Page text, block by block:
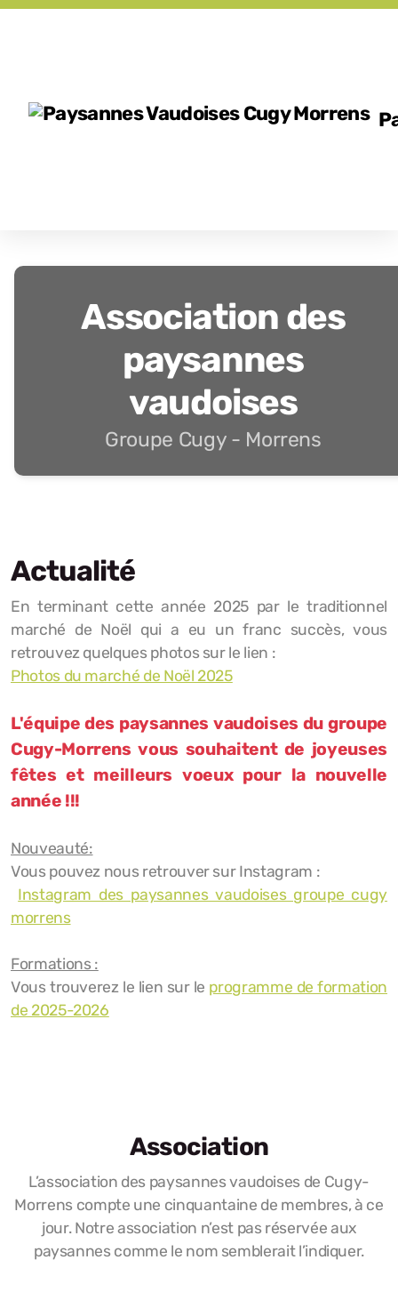
Association des
paysannes
vaudoises
Groupe Cugy - Morrens
Actualité
En terminant cette année 2025 par le traditionnel
marché de Noël qui a eu un franc succès, vous
retrouvez quelques photos sur le lien :
Photos du marché de Noël 2025
L'équipe des paysannes vaudoises du groupe
Cugy-Morrens vous souhaitent de joyeuses
fêtes et meilleurs voeux pour la nouvelle
année !!!
Nouveauté:
Vous pouvez nous retrouver sur Instagram :
Instagram des paysannes vaudoises groupe cugy
morrens
Formations :
Vous trouverez le lien sur le programme de formation
de 2025-2026
Association
L’association des paysannes vaudoises de Cugy-
Morrens compte une cinquantaine de membres, à ce
jour. Notre association n’est pas réservée aux
paysannes comme le nom semblerait l’indiquer.